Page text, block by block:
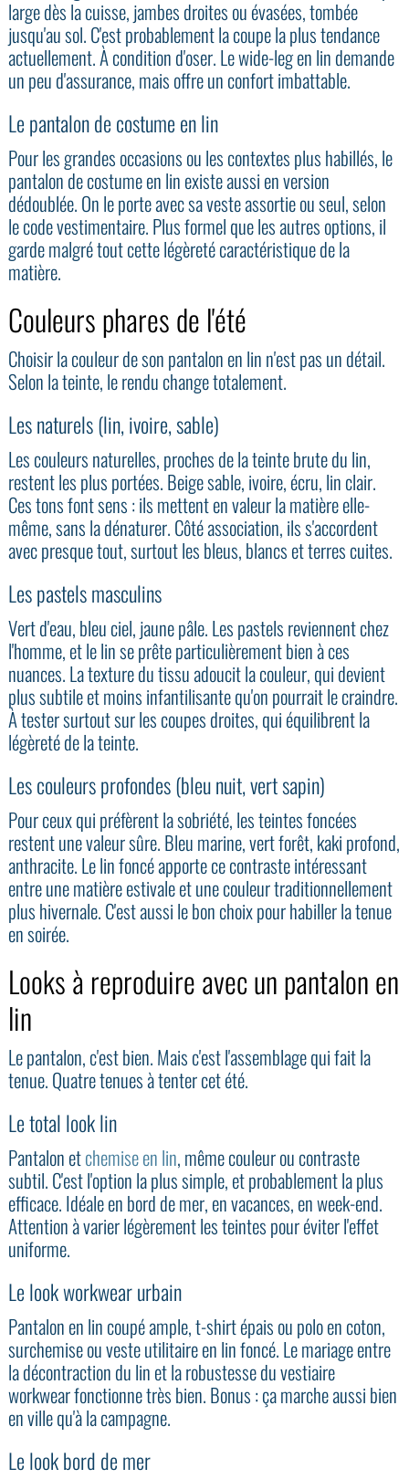
large dès la cuisse, jambes droites ou évasées, tombée
jusqu'au sol. C'est probablement la coupe la plus tendance
actuellement. À condition d'oser. Le wide-leg en lin demande
un peu d'assurance, mais offre un confort imbattable.
Le pantalon de costume en lin
Pour les grandes occasions ou les contextes plus habillés, le
pantalon de costume en lin existe aussi en version
dédoublée. On le porte avec sa veste assortie ou seul, selon
le code vestimentaire. Plus formel que les autres options, il
garde malgré tout cette légèreté caractéristique de la
matière.
Couleurs phares de l'été
Choisir la couleur de son pantalon en lin n'est pas un détail.
Selon la teinte, le rendu change totalement.
Les naturels (lin, ivoire, sable)
Les couleurs naturelles, proches de la teinte brute du lin,
restent les plus portées. Beige sable, ivoire, écru, lin clair.
Ces tons font sens : ils mettent en valeur la matière elle-
même, sans la dénaturer. Côté association, ils s'accordent
avec presque tout, surtout les bleus, blancs et terres cuites.
Les pastels masculins
Vert d'eau, bleu ciel, jaune pâle. Les pastels reviennent chez
l'homme, et le lin se prête particulièrement bien à ces
nuances. La texture du tissu adoucit la couleur, qui devient
plus subtile et moins infantilisante qu'on pourrait le craindre.
À tester surtout sur les coupes droites, qui équilibrent la
légèreté de la teinte.
Les couleurs profondes (bleu nuit, vert sapin)
Pour ceux qui préfèrent la sobriété, les teintes foncées
restent une valeur sûre. Bleu marine, vert forêt, kaki profond,
anthracite. Le lin foncé apporte ce contraste intéressant
entre une matière estivale et une couleur traditionnellement
plus hivernale. C'est aussi le bon choix pour habiller la tenue
en soirée.
Looks à reproduire avec un pantalon en
lin
Le pantalon, c'est bien. Mais c'est l'assemblage qui fait la
tenue. Quatre tenues à tenter cet été.
Le total look lin
Pantalon etchemise en lin, même couleur ou contraste
subtil. C'est l'option la plus simple, et probablement la plus
efficace. Idéale en bord de mer, en vacances, en week-end.
Attention à varier légèrement les teintes pour éviter l'effet
uniforme.
Le look workwear urbain
Pantalon en lin coupé ample, t-shirt épais ou polo en coton,
surchemise ou veste utilitaire en lin foncé. Le mariage entre
la décontraction du lin et la robustesse du vestiaire
workwear fonctionne très bien. Bonus : ça marche aussi bien
en ville qu'à la campagne.
Le look bord de mer